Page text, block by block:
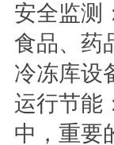
安全监测
食品、药
冷冻库设
运行节能
中，重要